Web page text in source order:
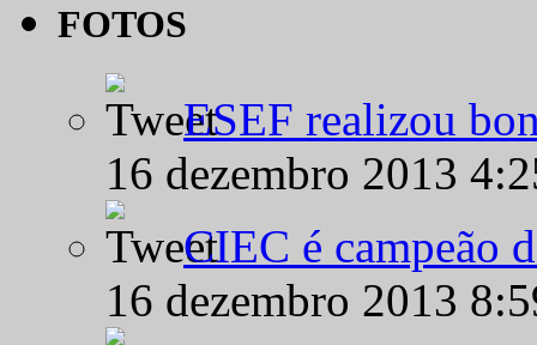
FOTOS
ESEF realizou
16 dezembro 2013
CIEC é campeão
16 dezembro 2013